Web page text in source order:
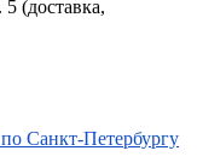
(доставка,
Санкт-Петербургу